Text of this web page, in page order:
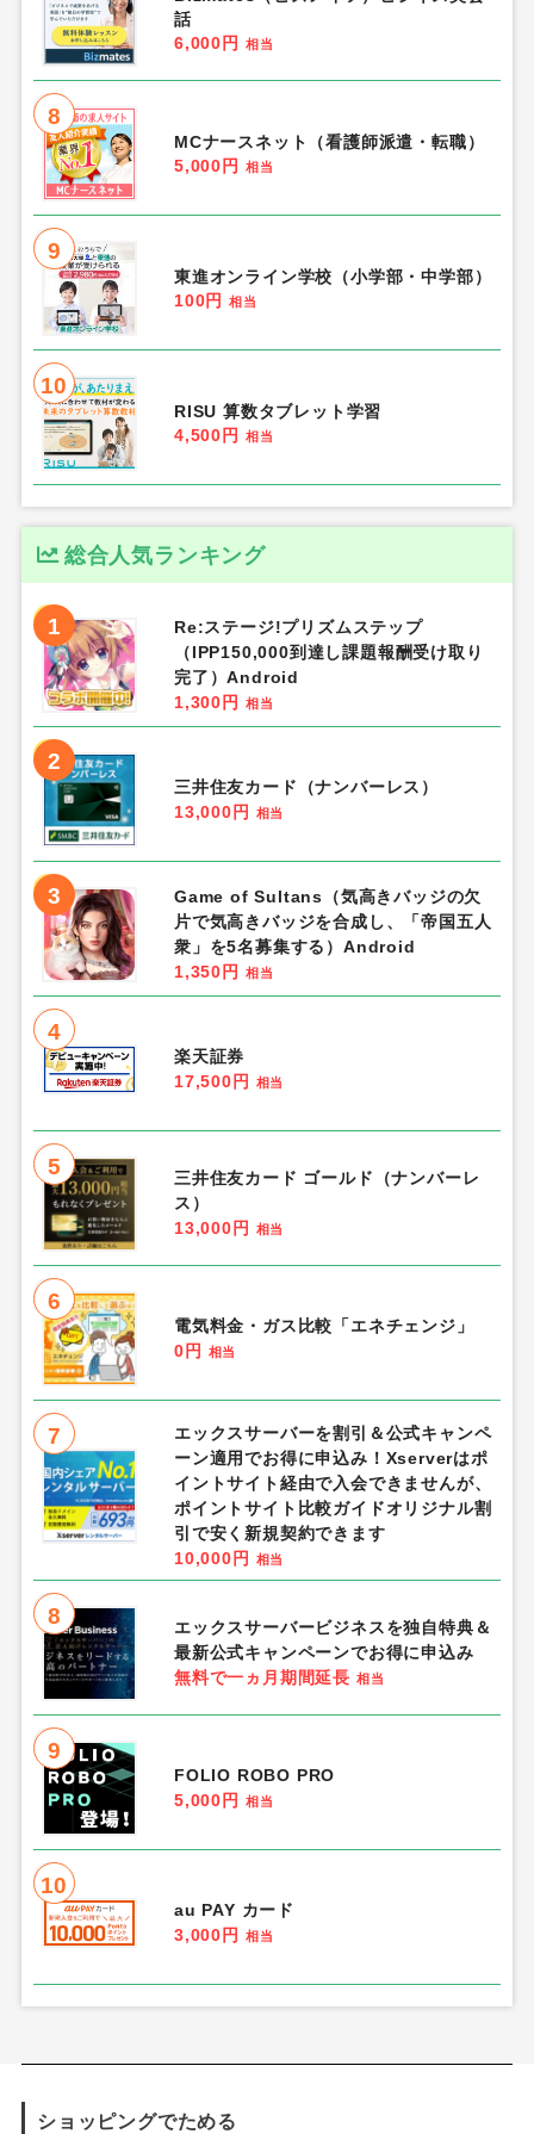
話
6,000円
相当
8
MCナースネット（看護師派遣・転職）
5,000円
相当
9
東進オンライン学校（小学部・中学部）
100円
相当
10
RISU 算数タブレット学習
4,500円
相当
総合人気ランキング
1
Re:ステージ!プリズムステップ
（IPP150,000到達し課題報酬受け取り
完了）Android
1,300円
相当
2
三井住友カード（ナンバーレス）
13,000円
相当
3
Game of Sultans（気高きバッジの欠
片で気高きバッジを合成し、「帝国五人
衆」を5名募集する）Android
1,350円
相当
4
楽天証券
17,500円
相当
5
三井住友カード ゴールド（ナンバーレ
ス）
13,000円
相当
6
電気料金・ガス比較「エネチェンジ」
0円
相当
7
エックスサーバーを割引＆公式キャンペ
ーン適用でお得に申込み！Xserverはポ
イントサイト経由で入会できませんが、
ポイントサイト比較ガイドオリジナル割
引で安く新規契約できます
10,000円
相当
8
エックスサーバービジネスを独自特典＆
最新公式キャンペーンでお得に申込み
無料で一ヵ月期間延長 相当
9
FOLIO ROBO PRO
5,000円
相当
10
au PAY カード
3,000円
相当
ショッピングでためる